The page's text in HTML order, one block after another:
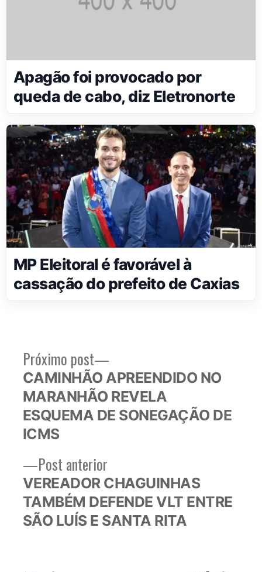
Apagão foi provocado por
queda de cabo, diz Eletronorte
MP Eleitoral é favorável à
cassação do prefeito de Caxias
Navegação
de
Post
Post anteriorPost
anterior:
VEREADOR CHAGUINHAS
TAMBÉM DEFENDE VLT ENTRE
SÃO LUÍS E SANTA RITA
Próximo post
Próximo
post:
CAMINHÃO APREENDIDO NO
MARANHÃO REVELA
ESQUEMA DE SONEGAÇÃO DE
ICMS